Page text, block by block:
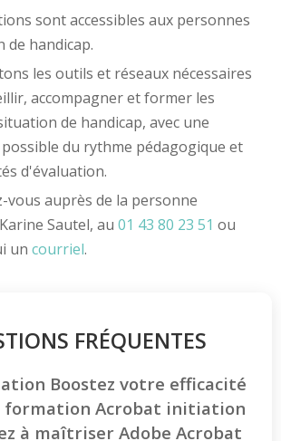
sont accessibles aux personnes
de handicap.
les outils et réseaux nécessaires
accompagner et former les
de handicap, avec une
du rythme pédagogique et
d'évaluation.
vous auprès de la personne
Sautel, au 01 43 80 23 51 ou
un courriel.
FRÉQUENTES
Boostez votre efficacité
formation Acrobat initiation
à maîtriser Adobe Acrobat